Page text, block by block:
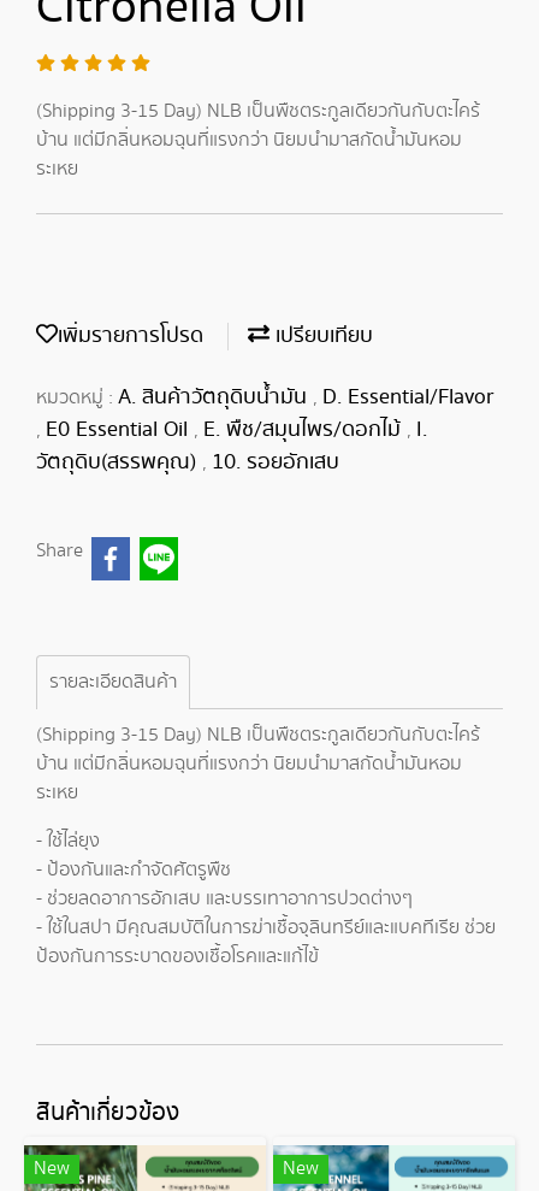
(Shipping 3-15 Day) NLB เป็นพืชตระกูลเดียวกันกับตะไคร้
บ้าน แต่มีกลิ่นหอมฉุนที่แรงกว่า นิยมนำมาสกัดน้ำมันหอม
ระเหย
เพิ่มรายการโปรด เปรียบเทียบ
หมวดหมู่ : A. สินค้าวัตถุดิบน้ำมัน , D. Essential/Flavor
, E0 Essential Oil , E. พืช/สมุนไพร/ดอกไม้ , I.
วัตถุดิบ(สรรพคุณ) , 10. รอยอักเสบ
Share
รายละเอียดสินค้า
(Shipping 3-15 Day) NLB เป็นพืชตระกูลเดียวกันกับตะไคร้
บ้าน แต่มีกลิ่นหอมฉุนที่แรงกว่า นิยมนำมาสกัดน้ำมันหอม
ระเหย
- ใช้ไล่ยุง
- ป้องกันและกำจัดศัตรูพืช
- ช่วยลดอาการอักเสบ และบรรเทาอาการปวดต่างๆ
- ใช้ในสปา มีคุณสมบัติในการฆ่าเชื้อจุลินทรีย์และแบคทีเรีย ช่วย
ป้องกันการระบาดของเชื้อโรคและแก้ไข้
สินค้าเกี่ยวข้อง
New New